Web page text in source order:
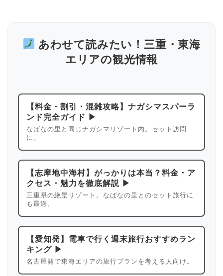
あわせて読みたい！三重・東海
エリアの観光情報
【料金・割引・混雑攻略】ナガシマスパーラ
ンド完全ガイド ▶
なばなの里と同じナガシマリゾート内。セット訪問
に。
【志摩地中海村】がっかりは本当？料金・ア
クセス・魅力を徹底解説 ▶
三重県の絶景リゾート。なばなの里とのセット旅行に
も最適。
【愛知発】電車で行く週末旅行おすすめラン
キング ▶
名古屋発で東海エリアの旅行プランを考える人向け。